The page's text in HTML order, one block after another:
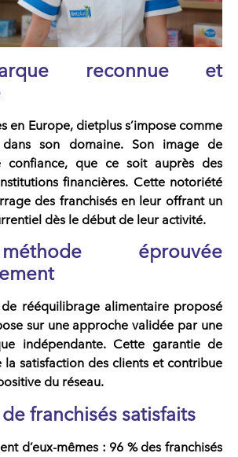
reconnue et
en Europe,dietpluss’impose comme
dans son domaine. Son image de
confiance, que ce soit auprès des
financières. Cette notoriété
des franchisés en leur offrant un
dès le début de leur activité.
éprouvée
rééquilibrage alimentaireproposé
sur une approche validée par une
indépendante. Cette garantie de
la satisfaction des clients et contribue
du réseau.
franchisés satisfaits
d’eux-mêmes : 96 % des franchisés